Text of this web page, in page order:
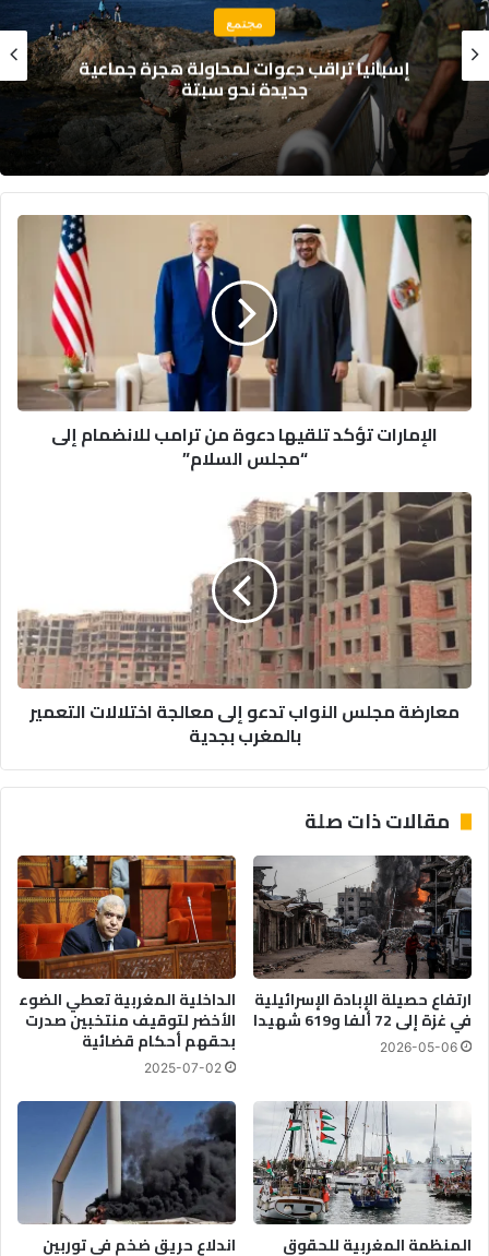
مجتمع
إسبانيا تراقب دعوات لمحاولة هجرة جماعية
جديدة نحو سبتة
الإمارات
تؤكد
للانضمام
إلى
“مجلس
السلام”الإمارات تؤكد تلقيها دعوة من ترامب للانضمام إلى
“مجلس السلام”
معارضة
مجلس
النواب
تدعو
إلى
معالجة
اختلالات
التعمير
بالمغرب
بجدية
معارضة مجلس النواب تدعو إلى معالجة اختلالات التعمير
بالمغرب بجدية
مقالات ذات صلة
ارتفاع حصيلة الإبادة الإسرائيلية
في غزة إلى 72 ألفا و619 شهيدا
2026-05-06
الداخلية المغربية تعطي الضوء
الأخضر لتوقيف منتخبين صدرت
بحقهم أحكام قضائية
2025-07-02
المنظمة المغربية للحقوق اندلاع حريق ضخم في توربين